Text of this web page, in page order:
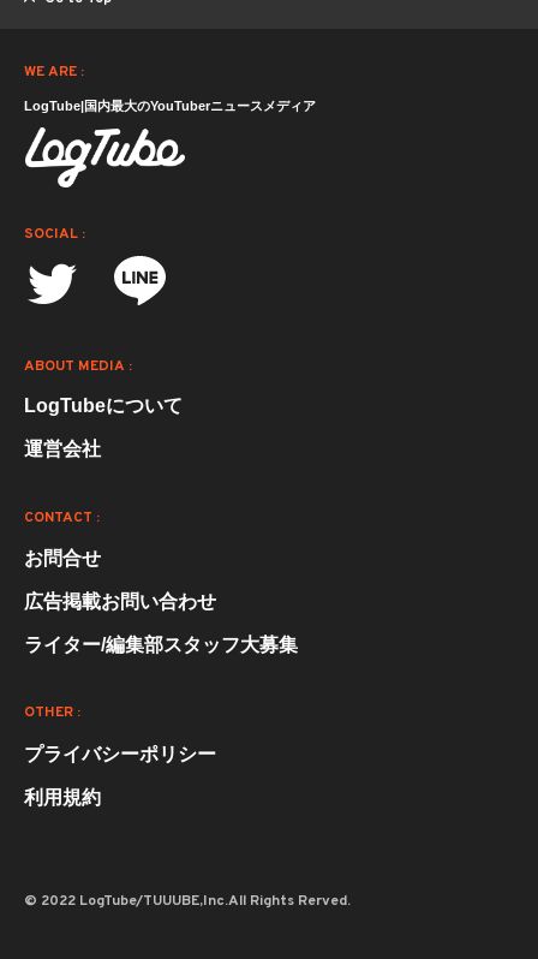
WE ARE :
LogTube|国内最大のYouTuberニュースメディア
SOCIAL :
ABOUT MEDIA :
LogTubeについて
運営会社
CONTACT :
お問合せ
広告掲載お問い合わせ
ライター/編集部スタッフ大募集
OTHER :
プライバシーポリシー
利用規約
© 2022 LogTube/TUUUBE,Inc.All Rights Rerved.